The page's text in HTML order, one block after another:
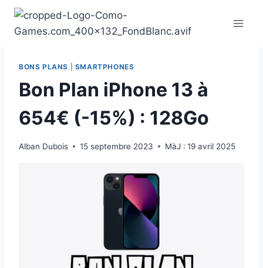
Aller
contenu
BONS PLANS SMARTPHONES
Bon Plan iPhone 13 à
654€ (-15%) : 128Go
Alban Dubois 15 septembre 2023 MàJ : 19 avril 2025